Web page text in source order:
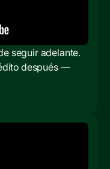
seguir adelante.
después —